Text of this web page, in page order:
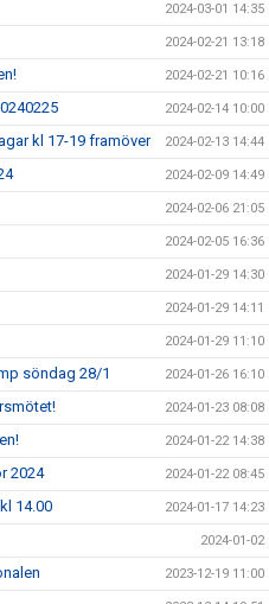
2024-03-01 14:35
2024-02-21 13:18
2024-02-21 10:16
2024-02-14 10:00
kl 17-19 framöver 2024-02-13 14:44
2024-02-09 14:49
2024-02-06 21:05
2024-02-05 16:36
2024-01-29 14:30
2024-01-29 14:11
2024-01-29 11:10
söndag 28/1 2024-01-26 16:10
2024-01-23 08:08
2024-01-22 14:38
2024 2024-01-22 08:45
14.00 2024-01-17 14:23
2024-01-02
2023-12-19 11:00